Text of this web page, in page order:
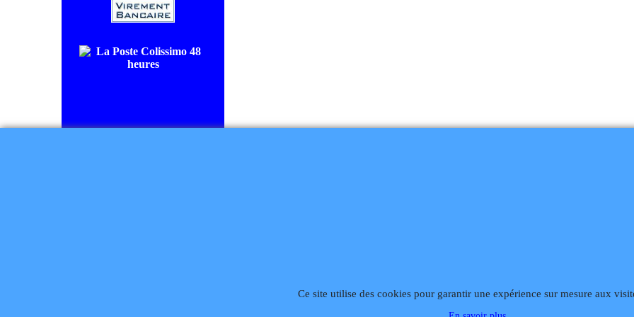
Site hébergé par Infomaniak
Ce site utilise des cookies pour garantir une expérience sur mesure aux